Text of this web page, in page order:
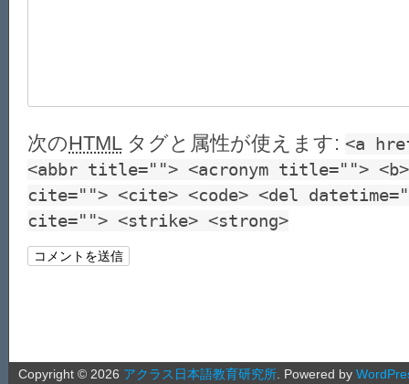
次のHTMLタグと属性が使えます: <a
<abbr title=""> <acronym title=""> <b>
cite=""> <cite> <code> <del
cite=""> <strike> <strong>
Copyright © 2026 アクラス日本語教育研究所 Powered by